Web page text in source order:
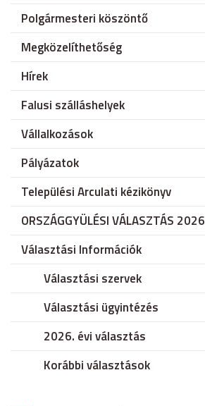
Polgármesteri köszöntő
Megközelíthetőség
Hírek
Falusi szálláshelyek
Vállalkozások
Pályázatok
Települési Arculati kézikönyv
ORSZÁGGYÜLÉSI VÁLASZTÁS 2026
Választási Információk
Választási szervek
Választási ügyintézés
2026. évi választás
Korábbi választások